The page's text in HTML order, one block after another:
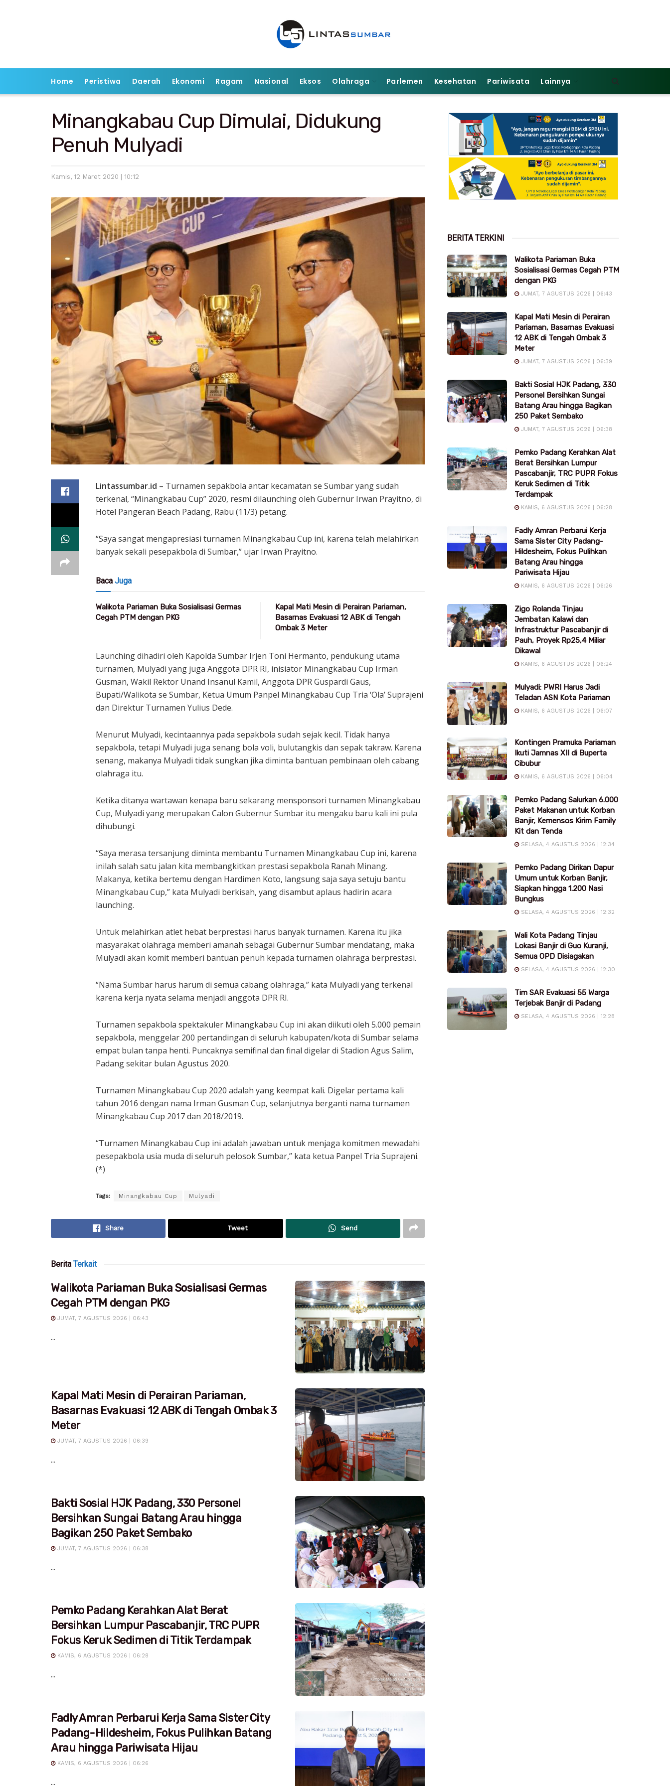
Home Peristiwa Daerah Ekonomi Ragam Nasional Eksos Olahraga Parlemen Kesehatan Pariwisata Lainnya
Minangkabau Cup Dimulai, Didukung
Penuh Mulyadi
Kamis, 12 Maret 2020 | 10:12
Lintassumbar.id – Turnamen sepakbola antar kecamatan se Sumbar yang sudah
terkenal, “Minangkabau Cup” 2020, resmi dilaunching oleh Gubernur Irwan Prayitno, di
Hotel Pangeran Beach Padang, Rabu (11/3) petang.
“Saya sangat mengapresiasi turnamen Minangkabau Cup ini, karena telah melahirkan
banyak sekali pesepakbola di Sumbar,” ujar Irwan Prayitno.
Baca Juga
Walikota Pariaman Buka Sosialisasi Germas
Cegah PTM dengan PKG
Kapal Mati Mesin di Perairan Pariaman,
Basarnas Evakuasi 12 ABK di Tengah
Ombak 3 Meter
Launching dihadiri oleh Kapolda Sumbar Irjen Toni Hermanto, pendukung utama
turnamen, Mulyadi yang juga Anggota DPR RI, inisiator Minangkabau Cup Irman
Gusman, Wakil Rektor Unand Insanul Kamil, Anggota DPR Guspardi Gaus,
Bupati/Walikota se Sumbar, Ketua Umum Panpel Minangkabau Cup Tria ‘Ola’ Suprajeni
dan Direktur Turnamen Yulius Dede.
Menurut Mulyadi, kecintaannya pada sepakbola sudah sejak kecil. Tidak hanya
sepakbola, tetapi Mulyadi juga senang bola voli, bulutangkis dan sepak takraw. Karena
senang, makanya Mulyadi tidak sungkan jika diminta bantuan pembinaan oleh cabang
olahraga itu.
Ketika ditanya wartawan kenapa baru sekarang mensponsori turnamen Minangkabau
Cup, Mulyadi yang merupakan Calon Gubernur Sumbar itu mengaku baru kali ini pula
dihubungi.
“Saya merasa tersanjung diminta membantu Turnamen Minangkabau Cup ini, karena
inilah salah satu jalan kita membangkitkan prestasi sepakbola Ranah Minang.
Makanya, ketika bertemu dengan Hardimen Koto, langsung saja saya setuju bantu
Minangkabau Cup,” kata Mulyadi berkisah, yang disambut aplaus hadirin acara
launching.
Untuk melahirkan atlet hebat berprestasi harus banyak turnamen. Karena itu jika
masyarakat olahraga memberi amanah sebagai Gubernur Sumbar mendatang, maka
Mulyadi akan komit memberi bantuan penuh kepada turnamen olahraga berprestasi.
“Nama Sumbar harus harum di semua cabang olahraga,” kata Mulyadi yang terkenal
karena kerja nyata selama menjadi anggota DPR RI.
Turnamen sepakbola spektakuler Minangkabau Cup ini akan diikuti oleh 5.000 pemain
sepakbola, menggelar 200 pertandingan di seluruh kabupaten/kota di Sumbar selama
empat bulan tanpa henti. Puncaknya semifinal dan final digelar di Stadion Agus Salim,
Padang sekitar bulan Agustus 2020.
Turnamen Minangkabau Cup 2020 adalah yang keempat kali. Digelar pertama kali
tahun 2016 dengan nama Irman Gusman Cup, selanjutnya berganti nama turnamen
Minangkabau Cup 2017 dan 2018/2019.
“Turnamen Minangkabau Cup ini adalah jawaban untuk menjaga komitmen mewadahi
pesepakbola usia muda di seluruh pelosok Sumbar,” kata ketua Panpel Tria Suprajeni.
(*)
Tags: Minangkabau Cup Mulyadi
Share Tweet Send
Berita Terkait
Walikota Pariaman Buka Sosialisasi Germas
Cegah PTM dengan PKG
JUMAT, 7 AGUSTUS 2026 | 06:43
...
Kapal Mati Mesin di Perairan Pariaman,
Basarnas Evakuasi 12 ABK di Tengah Ombak 3
Meter
JUMAT, 7 AGUSTUS 2026 | 06:39
...
Bakti Sosial HJK Padang, 330 Personel
Bersihkan Sungai Batang Arau hingga
Bagikan 250 Paket Sembako
JUMAT, 7 AGUSTUS 2026 | 06:38
...
Pemko Padang Kerahkan Alat Berat
Bersihkan Lumpur Pascabanjir, TRC PUPR
Fokus Keruk Sedimen di Titik Terdampak
KAMIS, 6 AGUSTUS 2026 | 06:28
...
Fadly Amran Perbarui Kerja Sama Sister City
Padang-Hildesheim, Fokus Pulihkan Batang
Arau hingga Pariwisata Hijau
KAMIS, 6 AGUSTUS 2026 | 06:26
...
BERITA TERKINI
Walikota Pariaman Buka
Sosialisasi Germas Cegah PTM
dengan PKG
JUMAT, 7 AGUSTUS 2026 | 06:43
Kapal Mati Mesin di Perairan
Pariaman, Basarnas Evakuasi
12 ABK di Tengah Ombak 3
Meter
JUMAT, 7 AGUSTUS 2026 | 06:39
Bakti Sosial HJK Padang, 330
Personel Bersihkan Sungai
Batang Arau hingga Bagikan
250 Paket Sembako
JUMAT, 7 AGUSTUS 2026 | 06:38
Pemko Padang Kerahkan Alat
Berat Bersihkan Lumpur
Pascabanjir, TRC PUPR Fokus
Keruk Sedimen di Titik
Terdampak
KAMIS, 6 AGUSTUS 2026 | 06:28
Fadly Amran Perbarui Kerja
Sama Sister City Padang-
Hildesheim, Fokus Pulihkan
Batang Arau hingga
Pariwisata Hijau
KAMIS, 6 AGUSTUS 2026 | 06:26
Zigo Rolanda Tinjau
Jembatan Kalawi dan
Infrastruktur Pascabanjir di
Pauh, Proyek Rp25,4 Miliar
Dikawal
KAMIS, 6 AGUSTUS 2026 | 06:24
Mulyadi: PWRI Harus Jadi
Teladan ASN Kota Pariaman
KAMIS, 6 AGUSTUS 2026 | 06:07
Kontingen Pramuka Pariaman
Ikuti Jamnas XII di Buperta
Cibubur
KAMIS, 6 AGUSTUS 2026 | 06:04
Pemko Padang Salurkan 6.000
Paket Makanan untuk Korban
Banjir, Kemensos Kirim Family
Kit dan Tenda
SELASA, 4 AGUSTUS 2026 | 12:34
Pemko Padang Dirikan Dapur
Umum untuk Korban Banjir,
Siapkan hingga 1.200 Nasi
Bungkus
SELASA, 4 AGUSTUS 2026 | 12:32
Wali Kota Padang Tinjau
Lokasi Banjir di Guo Kuranji,
Semua OPD Disiagakan
SELASA, 4 AGUSTUS 2026 | 12:30
Tim SAR Evakuasi 55 Warga
Terjebak Banjir di Padang
SELASA, 4 AGUSTUS 2026 | 12:28